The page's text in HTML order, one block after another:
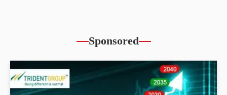
Sponsored